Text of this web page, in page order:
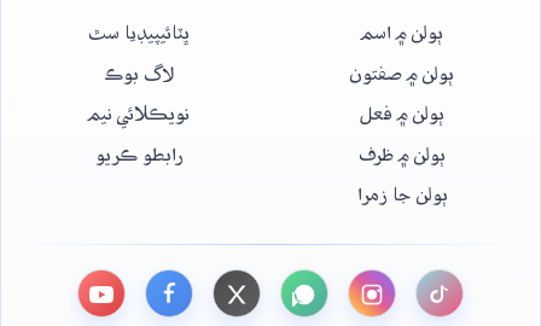
ٻولن ۾ اسم
ٻولن ۾ صفتون
ٻولن ۾ فعل
ٻولن ۾ ظرف
ٻولن جا زمرا
ڀٽائيپيڊيا سٿ
لاگ بوڪ
نويڪلائي نيم
رابطو ڪريو